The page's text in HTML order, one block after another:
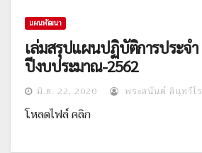
แผนพัฒนา
เล่มสรุปแผนปฏิบัติการประจำ
ปีงบประมาณ-2562
มิ.ย. 22, 2020 พระอนันต์ อินฺทวีโร
โหลดไฟล์ คลิก